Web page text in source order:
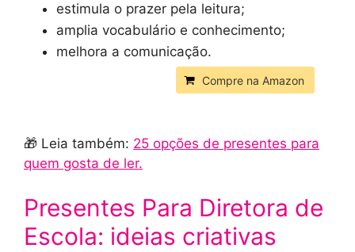
estimula o prazer pela leitura;
amplia vocabulário e conhecimento;
melhora a comunicação.
Compre na Amazon
🎁 Leia também: 25 opções de presentes para
quem gosta de ler.
Presentes Para Diretora de
Escola: ideias criativas